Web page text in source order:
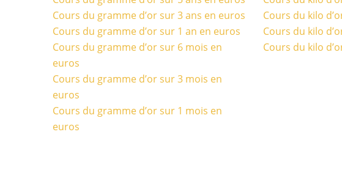
Cours du gramme d’or sur 3 ans en euros
Cours du gramme d’or sur 1 an en euros
Cours du gramme d’or sur 6 mois en
euros
Cours du gramme d’or sur 3 mois en
euros
Cours du gramme d’or sur 1 mois en
euros
Cours du kilo
Cours du kilo
Cours du kilo